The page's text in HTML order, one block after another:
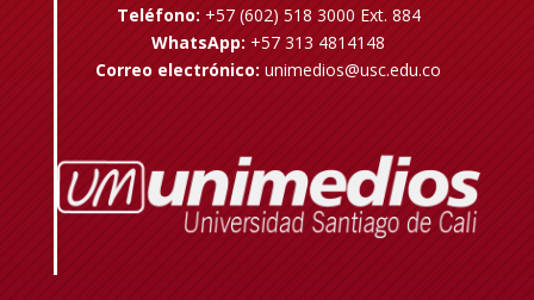
Teléfono: +57 (602) 518 3000 Ext. 884
WhatsApp: +57 313 4814148
Correo electrónico: unimedios@usc.edu.co